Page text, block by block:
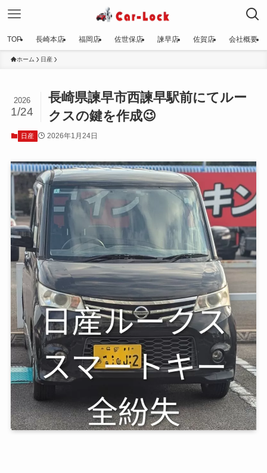
TOP 長崎本店 福岡店 佐世保店 諫早店 佐賀店 会社概要
ホーム 日産
長崎県諫早市西諫早駅前にてルー
クスの鍵を作成😉
2026
1/24
日産 2026年1月24日